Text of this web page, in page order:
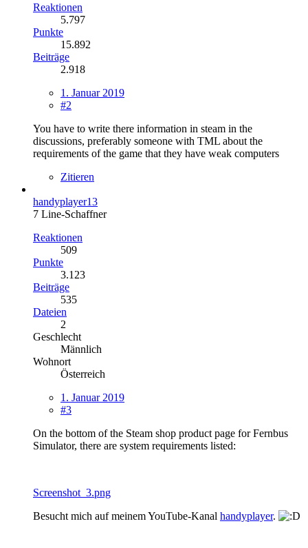
Reaktionen
5.797
Punkte
15.892
Beiträge
2.918
1. Januar 2019
#2
You have to write there information in steam in the
discussions, preferably someone with TML about the
requirements of the game that they have weak computers
Zitieren
handyplayer13
7 Line-Schaffner
Reaktionen
509
Punkte
3.123
Beiträge
535
Dateien
2
Geschlecht
Männlich
Wohnort
Österreich
1. Januar 2019
#3
On the bottom of the Steam shop product page for Fernbus
Simulator, there are system requirements listed:
Screenshot_3.png
Besucht mich auf meinem YouTube-Kanal handyplayer.